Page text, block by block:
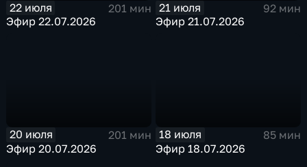
22 июля
201 мин
Эфир 22.07.2026
21 июля
92 мин
Эфир 21.07.2026
20 июля
201 мин
Эфир 20.07.2026
18 июля
85 мин
Эфир 18.07.2026